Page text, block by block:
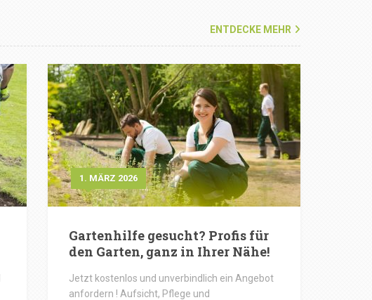
ENTDECKE MEHR
1. MÄRZ 2026
Gartenhilfe gesucht? Profis für
den Garten, ganz in Ihrer Nähe!
Jetzt kostenlos und unverbindlich ein Angebot
anfordern ! Aufsicht, Pflege und